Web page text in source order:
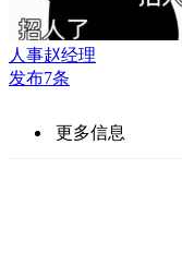
人事赵经理
发布7条
更多信息